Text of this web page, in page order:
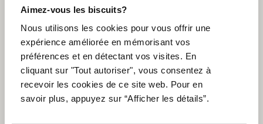
Aimez-vous les biscuits?
Nous utilisons les cookies pour vous offrir une
expérience améliorée en mémorisant vos
préférences et en détectant vos visites. En
cliquant sur "Tout autoriser", vous consentez à
recevoir les cookies de ce site web. Pour en
savoir plus, appuyez sur “Afficher les détails”.